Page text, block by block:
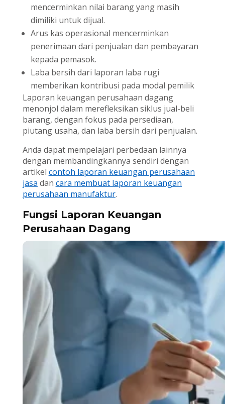
mencerminkan nilai barang yang masih
dimiliki untuk dijual.
Arus kas operasional mencerminkan
penerimaan dari penjualan dan pembayaran
kepada pemasok.
Laba bersih dari laporan laba rugi
memberikan kontribusi pada modal pemilik
Laporan keuangan perusahaan dagang
menonjol dalam merefleksikan siklus jual-beli
barang, dengan fokus pada persediaan,
piutang usaha, dan laba bersih dari penjualan.
Anda dapat mempelajari perbedaan lainnya
dengan membandingkannya sendiri dengan
artikel contoh laporan keuangan perusahaan
jasa dan cara membuat laporan keuangan
perusahaan manufaktur.
Fungsi Laporan Keuangan
Perusahaan Dagang